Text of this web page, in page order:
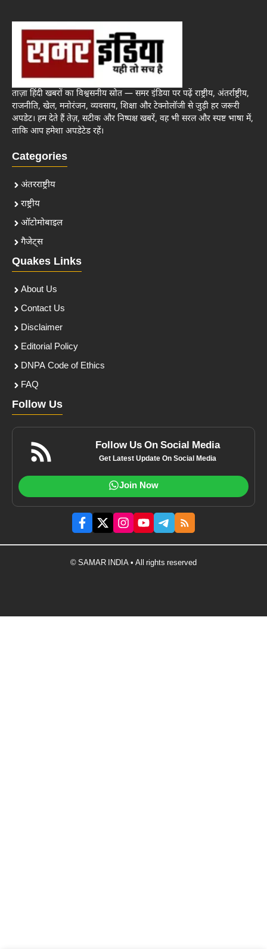
ताज़ा हिंदी खबरों का विश्वसनीय स्रोत — समर इंडिया पर पढ़ें राष्ट्रीय, अंतर्राष्ट्रीय,
राजनीति, खेल, मनोरंजन, व्यवसाय, शिक्षा और टेक्नोलॉजी से जुड़ी हर जरूरी
अपडेट। हम देते हैं तेज़, सटीक और निष्पक्ष खबरें, वह भी सरल और स्पष्ट भाषा में,
ताकि आप हमेशा अपडेटेड रहें।
Categories
अंतरराष्ट्रीय
राष्ट्रीय
ऑटोमोबाइल
गैजेट्स
Quakes Links
About Us
Contact Us
Disclaimer
Editorial Policy
DNPA Code of Ethics
FAQ
Follow Us
Follow Us On Social Media
Get Latest Update On Social Media
Join Now
© SAMAR INDIA • All rights reserved